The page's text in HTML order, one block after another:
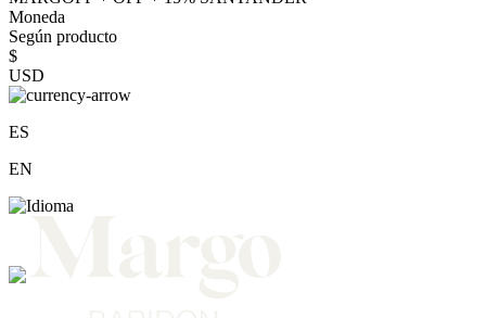
Moneda
Según producto
$
USD
ES
EN